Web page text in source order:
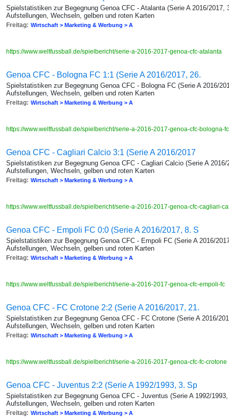
Spielstatistiken zur Begegnung Genoa CFC - Atalanta (Serie A 2016/2017,
Aufstellungen, Wechseln, gelben und roten Karten
Freitag: Wirtschaft > Marketing & Werbung > A
https://www.weltfussball.de/spielbericht/serie-a-2016-2017-genoa-cfc-atalanta
Genoa CFC - Bologna FC 1:1 (Serie A 2016/2017, 26.
Spielstatistiken zur Begegnung Genoa CFC - Bologna FC (Serie A 2016/
Aufstellungen, Wechseln, gelben und roten Karten
Freitag: Wirtschaft > Marketing & Werbung > A
https://www.weltfussball.de/spielbericht/serie-a-2016-2017-genoa-cfc-bologna-
Genoa CFC - Cagliari Calcio 3:1 (Serie A 2016/2017
Spielstatistiken zur Begegnung Genoa CFC - Cagliari Calcio (Serie A
Aufstellungen, Wechseln, gelben und roten Karten
Freitag: Wirtschaft > Marketing & Werbung > A
https://www.weltfussball.de/spielbericht/serie-a-2016-2017-genoa-cfc-cagliari-
Genoa CFC - Empoli FC 0:0 (Serie A 2016/2017, 8. S
Spielstatistiken zur Begegnung Genoa CFC - Empoli FC (Serie A 2016/
Aufstellungen, Wechseln, gelben und roten Karten
Freitag: Wirtschaft > Marketing & Werbung > A
https://www.weltfussball.de/spielbericht/serie-a-2016-2017-genoa-cfc-empoli-fc
Genoa CFC - FC Crotone 2:2 (Serie A 2016/2017, 21.
Spielstatistiken zur Begegnung Genoa CFC - FC Crotone (Serie A 2016/
Aufstellungen, Wechseln, gelben und roten Karten
Freitag: Wirtschaft > Marketing & Werbung > A
https://www.weltfussball.de/spielbericht/serie-a-2016-2017-genoa-cfc-fc-crotone
Genoa CFC - Juventus 2:2 (Serie A 1992/1993, 3. Sp
Spielstatistiken zur Begegnung Genoa CFC - Juventus (Serie A 1992/
Aufstellungen, Wechseln, gelben und roten Karten
Freitag: Wirtschaft > Marketing & Werbung > A